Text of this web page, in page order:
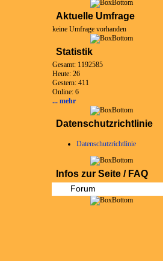
Aktuelle Umfrage
keine Umfrage vorhanden
Statistik
Gesamt: 1192585
Heute: 26
Gestern: 411
Online: 6
... mehr
Datenschutzrichtlinie
Datenschutzrichtlinie
Infos zur Seite / FAQ
Forum